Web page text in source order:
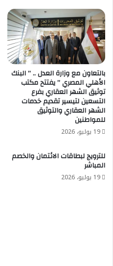
بالتعاون مع وزارة العدل .. ” البنك
الأهلي المصري ” يفتتح مكتب
توثيق الشهر العقاري بفرع
التسعين لتيسير تقديم خدمات
الشهر العقاري والتوثيق
للمواطنين
19 يوليو، 2026
للترويج لبطاقات الائتمان والخصم
المباشر
19 يوليو، 2026